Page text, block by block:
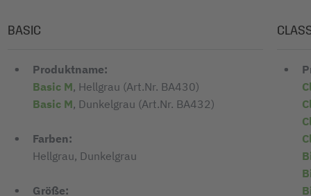
BASIC
Produktname:
Basic M, Hellgrau (Art.Nr. BA430)
Basic M, Dunkelgrau (Art.Nr. BA432)
Farben:
Hellgrau, Dunkelgrau
Größe: